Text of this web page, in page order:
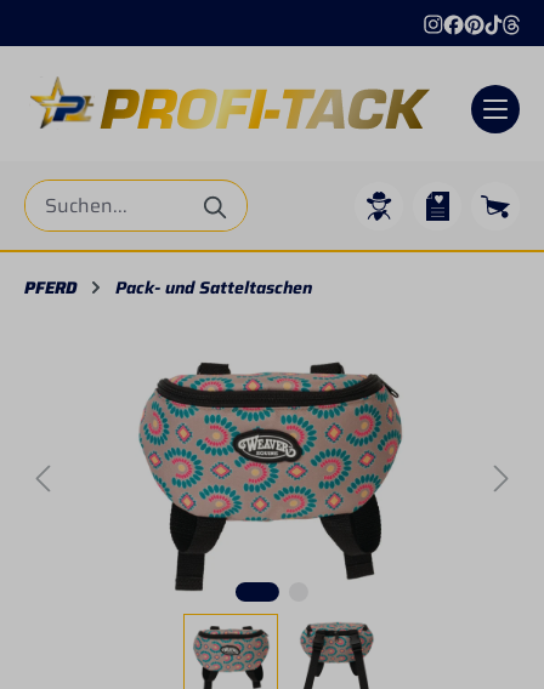
PFERD Pack- und Satteltaschen
Bildergalerie überspringen